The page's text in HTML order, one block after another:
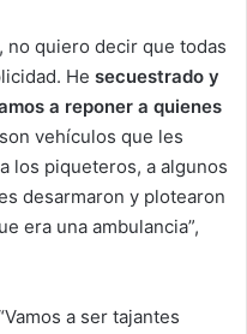
no quiero decir que todas
He secuestrado y
a reponer a quienes
vehículos que les
los piqueteros, a algunos
desarmaron y plotearon
era una ambulancia”,
a ser tajantes